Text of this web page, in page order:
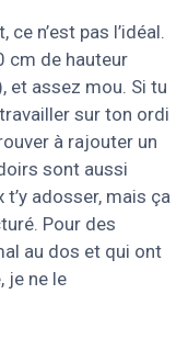
n’est pas l’idéal.
cm de hauteur
et assez mou. Si tu
sur ton ordi
à rajouter un
sont aussi
adosser, mais ça
Pour des
au dos et qui ont
je ne le